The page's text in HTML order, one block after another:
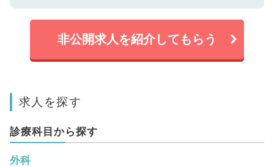
非公開求人を紹介してもらう
求人を探す
診療科目から探す
外科